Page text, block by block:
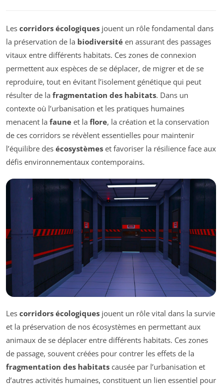
Les corridors écologiques jouent un rôle fondamental dans
la préservation de la biodiversité en assurant des passages
vitaux entre différents habitats. Ces zones de connexion
permettent aux espèces de se déplacer, de migrer et de se
reproduire, tout en évitant l’isolement génétique qui peut
résulter de la fragmentation des habitats. Dans un
contexte où l’urbanisation et les pratiques humaines
menacent la faune et la flore, la création et la conservation
de ces corridors se révèlent essentielles pour maintenir
l’équilibre des écosystèmes et favoriser la résilience face aux
défis environnementaux contemporains.
Les corridors écologiques jouent un rôle vital dans la survie
et la préservation de nos écosystèmes en permettant aux
animaux de se déplacer entre différents habitats. Ces zones
de passage, souvent créées pour contrer les effets de la
fragmentation des habitats causée par l’urbanisation et
d’autres activités humaines, constituent un lien essentiel pour